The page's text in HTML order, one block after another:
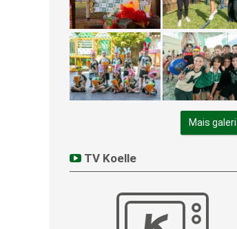
Mais
TV Koelle